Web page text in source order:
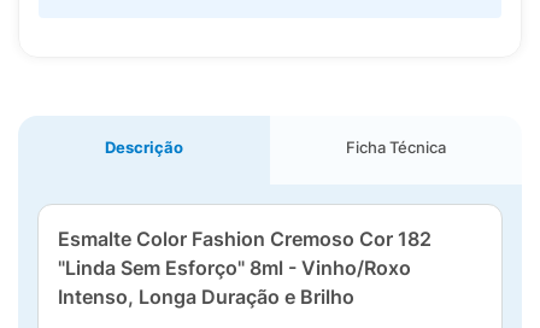
Descrição Ficha Técnica
Esmalte Color Fashion Cremoso Cor 182
"Linda Sem Esforço" 8ml - Vinho/Roxo
Intenso, Longa Duração e Brilho